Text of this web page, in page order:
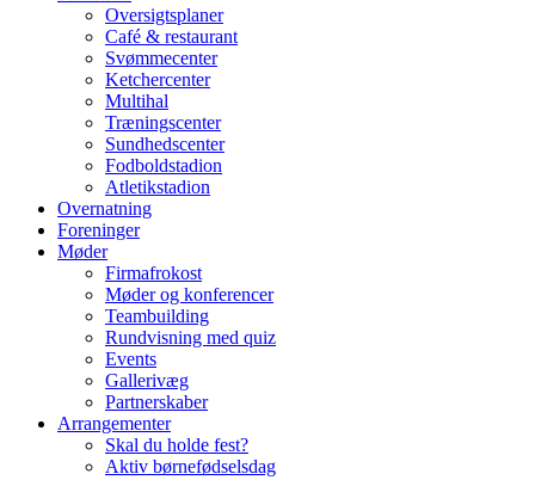
Oversigtsplaner
Café & restaurant
Svømmecenter
Ketchercenter
Multihal
Træningscenter
Sundhedscenter
Fodboldstadion
Atletikstadion
Overnatning
Foreninger
Møder
Firmafrokost
Møder og konferencer
Teambuilding
Rundvisning med quiz
Events
Gallerivæg
Partnerskaber
Arrangementer
Skal du holde fest?
Aktiv børnefødselsdag